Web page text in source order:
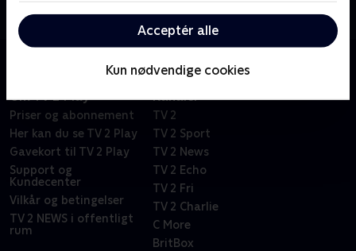
Acceptér alle
Kun nødvendige cookies
masse vilde eventyr i Sherwood-skoven.
Om TV 2 Play
Priser og abonnement
Her kan du se TV 2 Play
Gavekort til TV 2 Play
Support og
Kundecenter
Vilkår og betingelser
TV 2 NEWS i offentligt
rum
Kanaler
TV 2
TV 2 Sport
TV 2 News
TV 2 Echo
TV 2 Fri
TV 2 Charlie
C More
BritBox